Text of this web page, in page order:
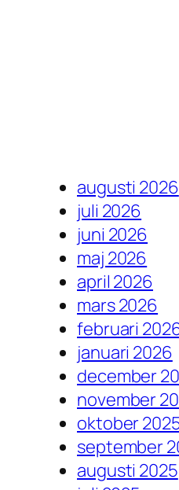
augusti 2026
juli 2026
juni 2026
maj 2026
april 2026
mars 2026
februari
januari 2026
december
november
oktober
september
augusti 2025